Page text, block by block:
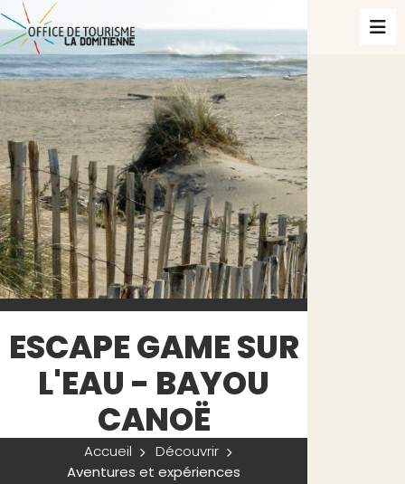
ESCAPE GAME SUR
L'EAU - BAYOU
CANOË
Accueil
Découvrir
Aventures et expériences